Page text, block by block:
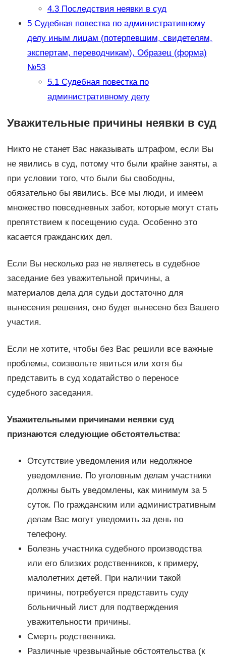
4.3Последствия неявки в суд
5Судебная повестка по административному
делу иным лицам (потерпевшим, свидетелям,
экспертам, переводчикам), Образец (форма)
№53
5.1Судебная повестка по
административному делу
Уважительные причины неявки в суд
Никто не станет Вас наказывать штрафом, если Вы
не явились в суд, потому что были крайне заняты, а
при условии того, что были бы свободны,
обязательно бы явились. Все мы люди, и имеем
множество повседневных забот, которые могут стать
препятствием к посещению суда. Особенно это
касается гражданских дел.
Если Вы несколько раз не являетесь в судебное
заседание без уважительной причины, а
материалов дела для судьи достаточно для
вынесения решения, оно будет вынесено без Вашего
участия.
Если не хотите, чтобы без Вас решили все важные
проблемы, соизвольте явиться или хотя бы
представить в суд ходатайство о переносе
судебного заседания.
Уважительными причинами неявки суд
признаются следующие обстоятельства:
Отсутствие уведомления или недолжное
уведомление. По уголовным делам участники
должны быть уведомлены, как минимум за 5
суток. По гражданским или административным
делам Вас могут уведомить за день по
телефону.
Болезнь участника судебного производства
или его близких родственников, к примеру,
малолетних детей. При наличии такой
причины, потребуется представить суду
больничный лист для подтверждения
уважительности причины.
Смерть родственника.
Различные чрезвычайные обстоятельства (к